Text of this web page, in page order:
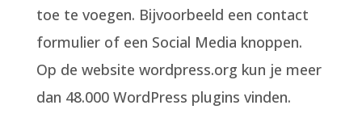
toe te voegen. Bijvoorbeeld een contact
formulier of een Social Media knoppen.
Op de website wordpress.org kun je meer
dan 48.000 WordPress plugins vinden.